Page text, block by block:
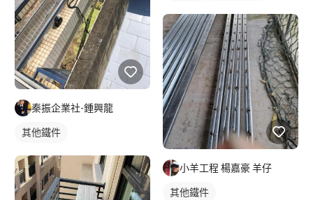
秦振企業社-鍾興龍
其他鐵件
小羊工程 楊嘉豪 羊仔
其他鐵件